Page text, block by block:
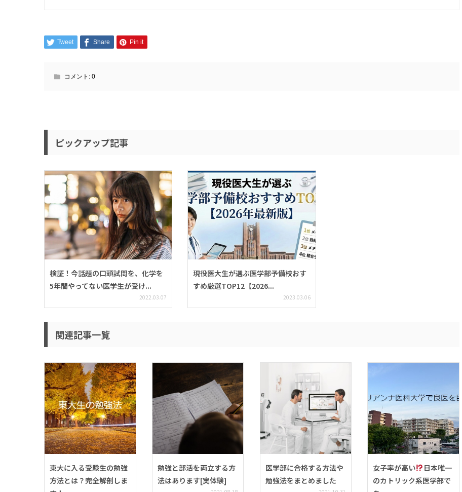
Tweet Share Pin it
コメント: 0
ピックアップ記事
検証！今話題の口頭試問を、化学を
5年間やってない医学生が受け...
2022.03.07
現役医大生が選ぶ医学部予備校おす
すめ厳選TOP12【2026...
2023.03.06
関連記事一覧
東大に入る受験生の勉強
方法とは？完全解剖しま
勉強と部活を両立する方
法はあります[実体験]
医学部に合格する方法や
勉強法をまとめました
女子率が高い
日本唯一
のカトリック系医学部で